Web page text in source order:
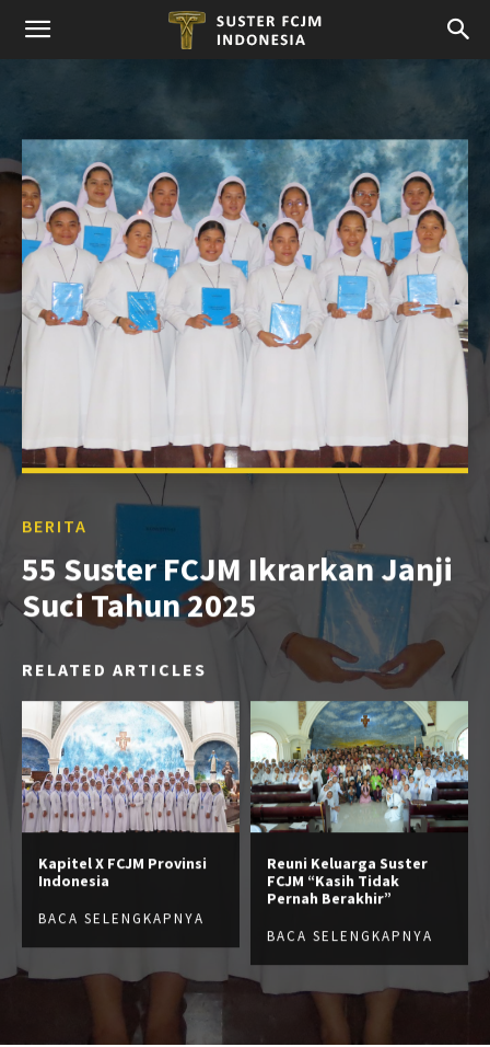
BERITA
55 Suster FCJM Ikrarkan Janji
Suci Tahun 2025
RELATED ARTICLES
Kapitel X FCJM Provinsi
Indonesia
BACA SELENGKAPNYA
Reuni Keluarga Suster
FCJM “Kasih Tidak
Pernah Berakhir”
BACA SELENGKAPNYA